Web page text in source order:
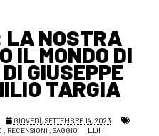
LA NOSTRA
IL MONDO DI
GIUSEPPE
TARGIA
GIOVEDÌ, SETTEMBRE 14, 2023
, RECENSIONI , SAGGIO EDIT